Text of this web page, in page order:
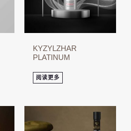
KYZYLZHAR
PLATINUM
阅读更多